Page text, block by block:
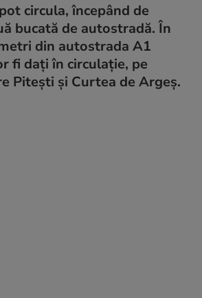
circula, începând de
bucată de autostradă. În
din autostrada A1
fi dați în circulație, pe
Pitești și Curtea de Argeș.